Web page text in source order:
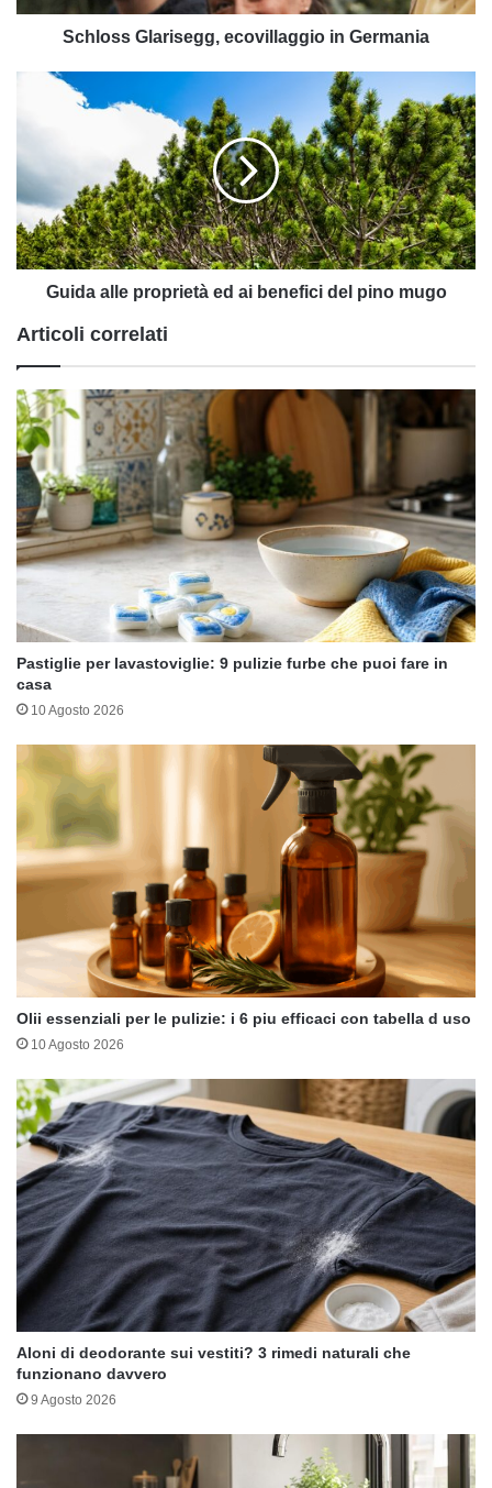
Schloss Glarisegg, ecovillaggio in Germania
Guida
ai
benefici
del
pino
mugo
Guida alle proprietà ed ai benefici del pino mugo
Articoli correlati
Pastiglie per lavastoviglie: 9 pulizie furbe che puoi fare in
casa
10 Agosto 2026
Olii essenziali per le pulizie: i 6 piu efficaci con tabella d uso
10 Agosto 2026
Aloni di deodorante sui vestiti? 3 rimedi naturali che
funzionano davvero
9 Agosto 2026